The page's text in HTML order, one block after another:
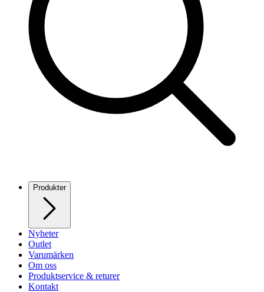
Produkter
Nyheter
Outlet
Varumärken
Om oss
Produktservice & returer
Kontakt